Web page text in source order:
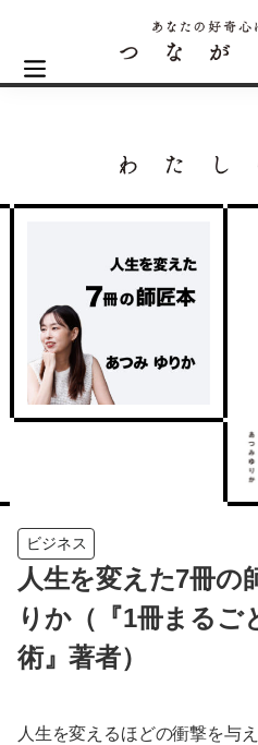
ビジネス
人生を変えた7冊の
りか（『1冊まるご
術』著者）
人生を変えるほどの衝撃を与